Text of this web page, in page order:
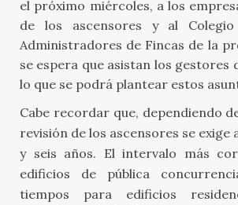
el próximo miércoles, a los
de los ascensores y al
Administradores de Fincas de la
se espera que asistan los gestores
lo que se podrá plantear estos
Cabe recordar que, dependiendo
revisión de los ascensores se exige
y seis años. El intervalo más
edificios de pública
tiempos para edificios